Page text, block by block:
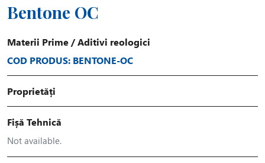
Bentone OC
Materii Prime /Aditivi reologici
COD PRODUS: BENTONE-OC
Proprietăți
Fișă Tehnică
Not available.